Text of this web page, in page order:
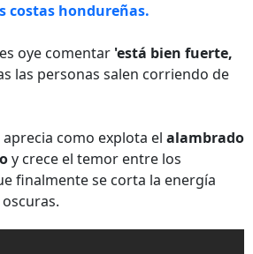
costas hondureñas.
oye comentar 'está bien fuerte,
las personas salen corriendo de
como explota el alambrado
y crece el temor entre los
finalmente se corta la energía